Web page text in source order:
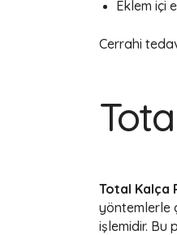
Eklem içi
Cerrahi
Total Kalça
yöntemlerle
işlemidir. Bu